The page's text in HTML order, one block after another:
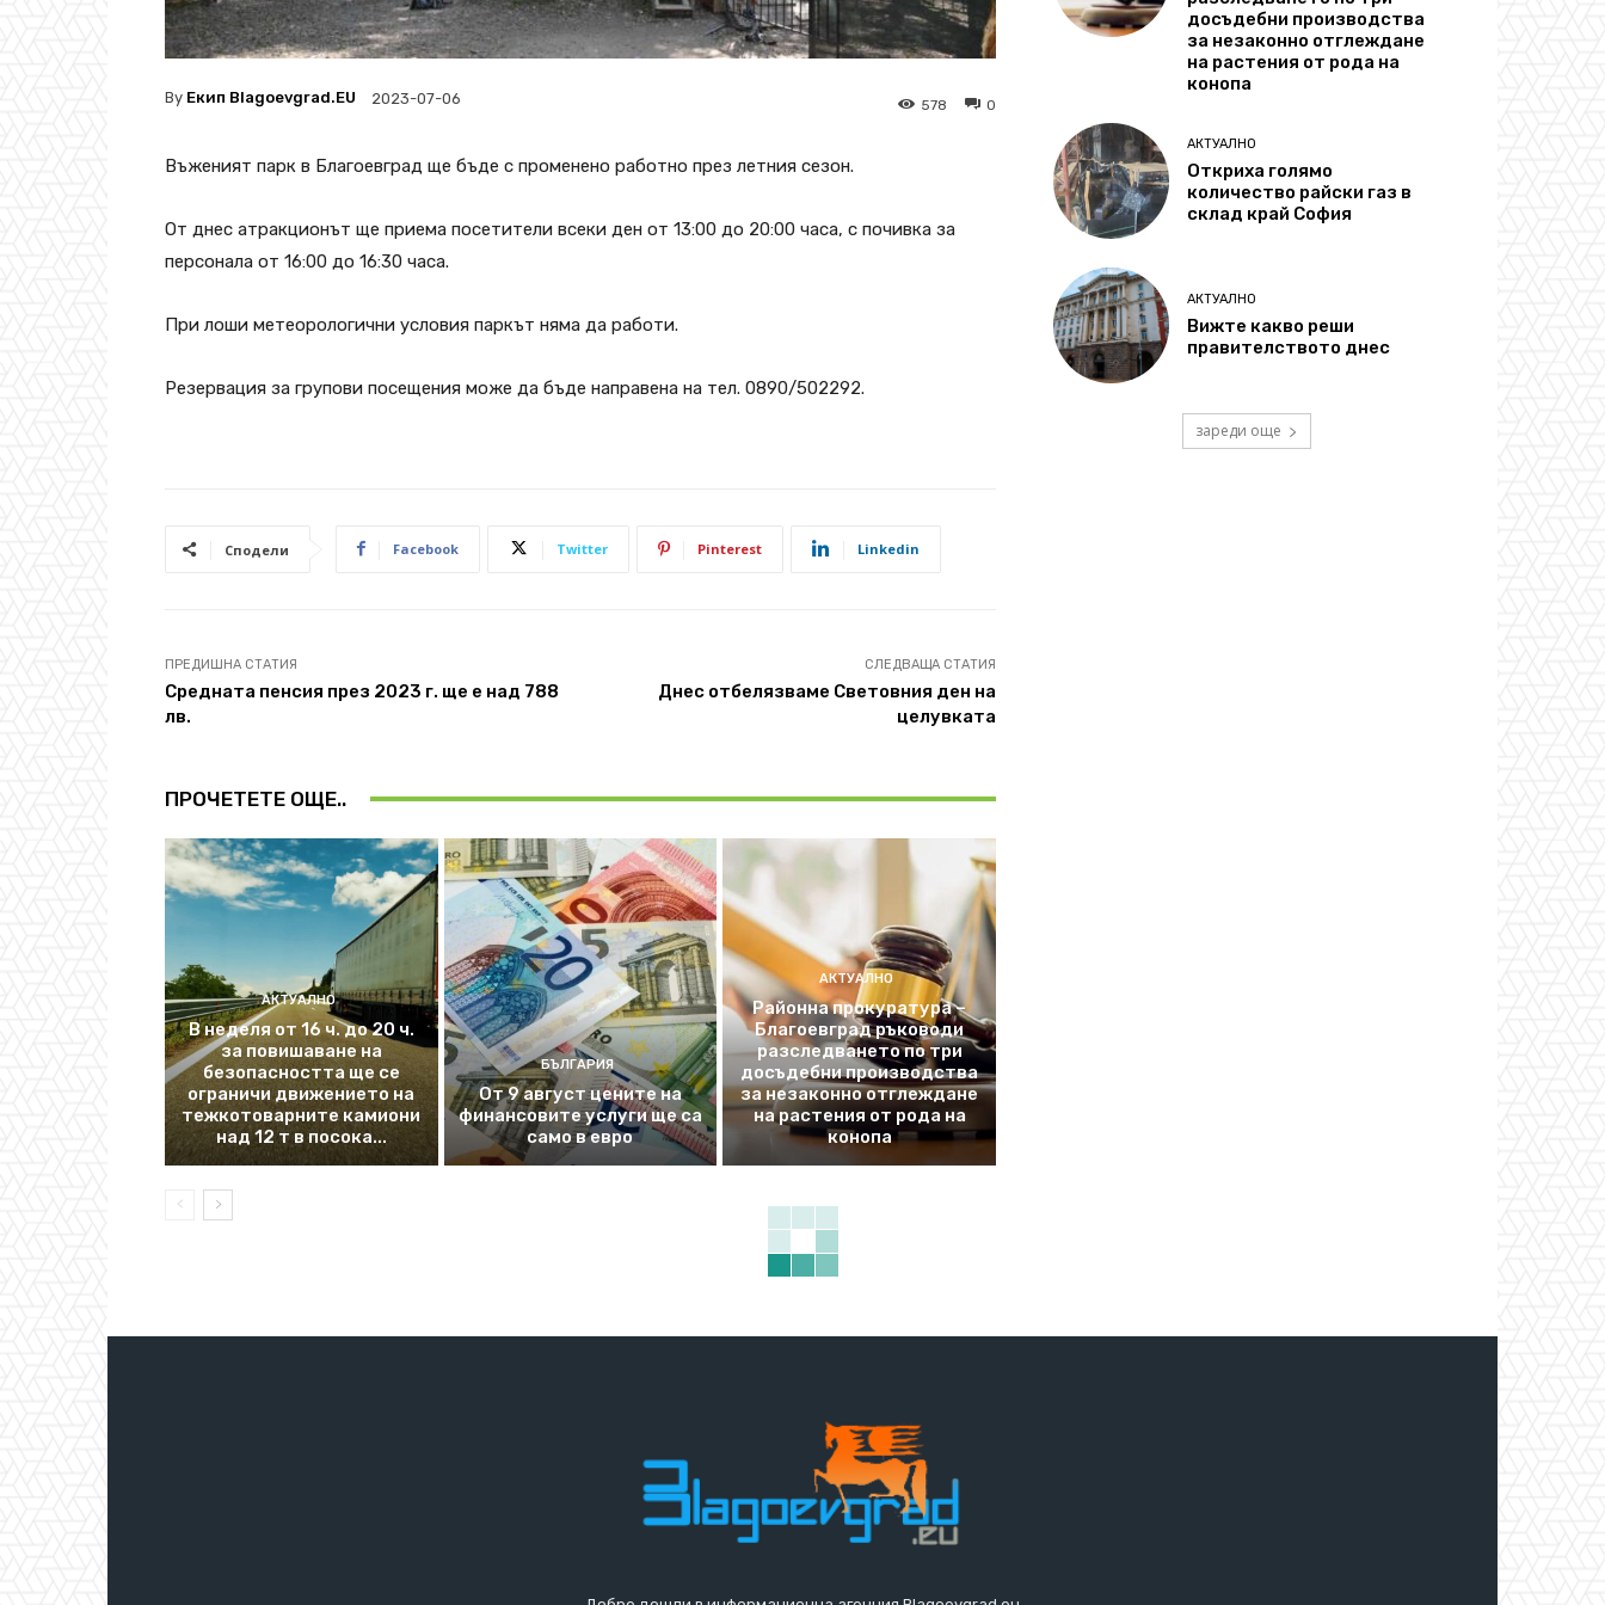
By Екип Blagoevgrad.EU 2023-07-06 0
578
Въженият парк в Благоевград ще бъде с променено работно през летния сезон.
От днес атракционът ще приема посетители всеки ден от 13:00 до 20:00 часа, с почивка за
персонала от 16:00 до 16:30 часа.
При лоши метеорологични условия паркът няма да работи.
Резервация за групови посещения може да бъде направена на тел. 0890/502292.
Сподели Facebook Twitter Pinterest Linkedin
ПРЕДИШНА СТАТИЯ
Средната пенсия през 2023 г. ще е над 788
лв.
СЛЕДВАЩА СТАТИЯ
Днес отбелязваме Световния ден на
целувката
ПРОЧЕТЕТЕ ОЩЕ..
АКТУАЛНО
В неделя от 16 ч. до 20 ч.
за повишаване на
безопасността ще се
ограничи движението на
тежкотоварните камиони
над 12 т в посока...
БЪЛГАРИЯ
От 9 август цените на
финансовите услуги ще са
само в евро
АКТУАЛНО
Районна прокуратура –
Благоевград ръководи
разследването по три
досъдебни производства
за незаконно отглеждане
на растения от рода на
конопа
досъдебни производства
за незаконно отглеждане
на растения от рода на
конопа
АКТУАЛНО
Откриха голямо
количество райски газ в
склад край София
АКТУАЛНО
Вижте какво реши
правителството днес
зареди още